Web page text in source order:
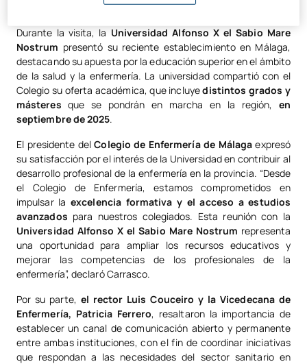
y psicóloga, Patricia Ferrero.
Durante la visita, la Universidad Alfonso X el Sabio Mare
Nostrum presentó su reciente establecimiento en Málaga,
destacando su apuesta por la educación superior en el ámbito
de la salud y la enfermería. La universidad compartió con el
Colegio su oferta académica, que incluyedistintos grados y
másteres que se pondrán en marcha en la región,
en
septiembre de 2025.
El presidente delColegio de Enfermería de Málaga expresó
su satisfacción por el interés de la Universidad en contribuir al
desarrollo profesional de la enfermería en la provincia. “Desde
el Colegio de Enfermería, estamos comprometidos en
impulsar laexcelencia formativa y el acceso a estudios
avanzados para nuestros colegiados. Esta reunión con la
Universidad Alfonso X el Sabio Mare Nostrum representa
una oportunidad para ampliar los recursos educativos y
mejorar las competencias de los profesionales de la
enfermería”, declaró Carrasco.
Por su parte, el rector Luis Couceiro y la Vicedecana de
Enfermería, Patricia Ferrero, resaltaron la importancia de
establecer un canal de comunicación abierto y permanente
entre ambas instituciones, con el fin de coordinar iniciativas
que respondan a las necesidades del sector sanitario en